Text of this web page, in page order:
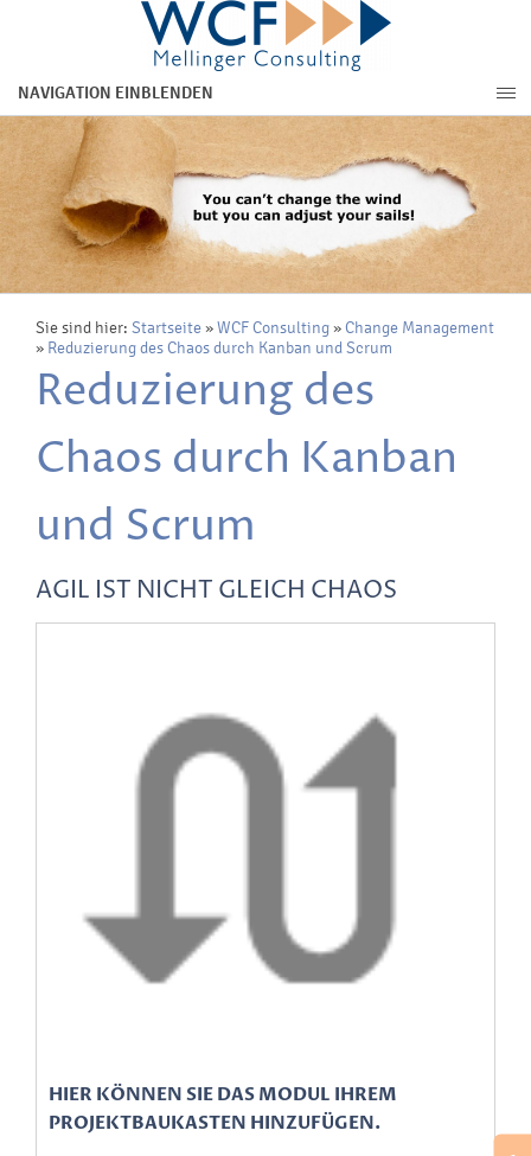
NAVIGATION EINBLENDEN
Sie sind hier: Startseite»WCF Consulting»Change Management
» Reduzierung des Chaos durch Kanban und Scrum
Reduzierung des
Chaos durch Kanban
und Scrum
AGIL IST NICHT GLEICH CHAOS
HIER KÖNNEN SIE DAS MODUL IHREM
PROJEKTBAUKASTEN HINZUFÜGEN.